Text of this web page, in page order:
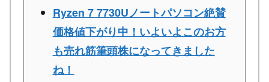
Ryzen 7 7730Uノートパソコン絶賛
価格値下がり中！いよいよこのお方
も売れ筋筆頭株になってきました
ね！